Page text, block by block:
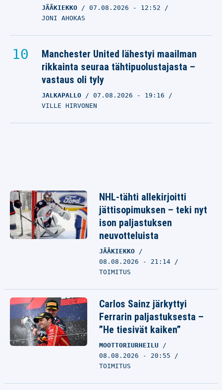
JÄÄKIEKKO 07.08.2026 - 12:52
JONI AHOKAS
Manchester United lähestyi maailman
rikkainta seuraa tähtipuolustajasta –
vastaus oli tyly
JALKAPALLO 07.08.2026 - 19:16
VILLE HIRVONEN
NHL-tähti allekirjoitti
jättisopimuksen – teki nyt
ison paljastuksen
neuvotteluista
JÄÄKIEKKO
08.08.2026 - 21:14
TOIMITUS
Carlos Sainz järkyttyi
Ferrarin paljastuksesta –
”He tiesivät kaiken”
MOOTTORIURHEILU
08.08.2026 - 20:55
TOIMITUS